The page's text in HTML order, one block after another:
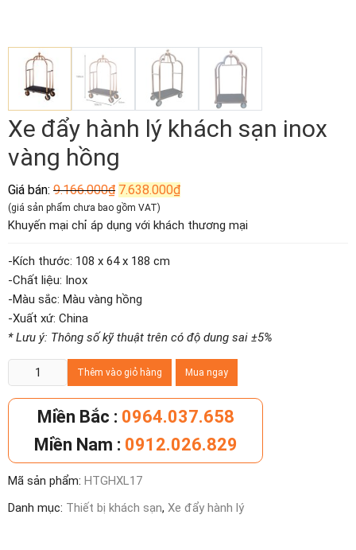
Xe đẩy hành lý khách sạn inox
vàng hồng
Giá bán: 9.166.000₫ Giá
gốc
là:
9.166.000₫.
7.638.000₫Giá
hiện
là:
(giá sản phẩm chưa bao gồm VAT)
Khuyến mại chỉ áp dụng với khách thương mại
-Kích thước: 108 x 64 x 188 cm
-Chất liệu: Inox
-Màu sắc: Màu vàng hồng
-Xuất xứ: China
* Lưu ý: Thông số kỹ thuật trên có độ dung sai ±5%
đẩy
hành
khách
sạn
inox
vàng
Thêm vào giỏ hàng Mua ngay
Miền Bắc : 0964.037.658
Miền Nam : 0912.026.829
Mã sản phẩm: HTGHXL17
Danh mục: Thiết bị khách sạn, Xe đẩy hành lý